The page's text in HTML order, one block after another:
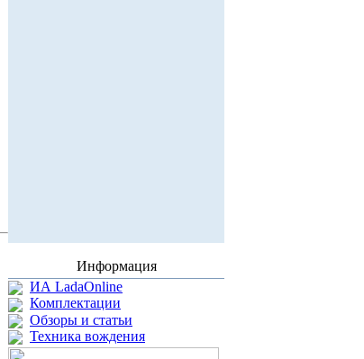
Информация
ИА LadaOnline
Комплектации
Обзоры и статьи
Техника вождения